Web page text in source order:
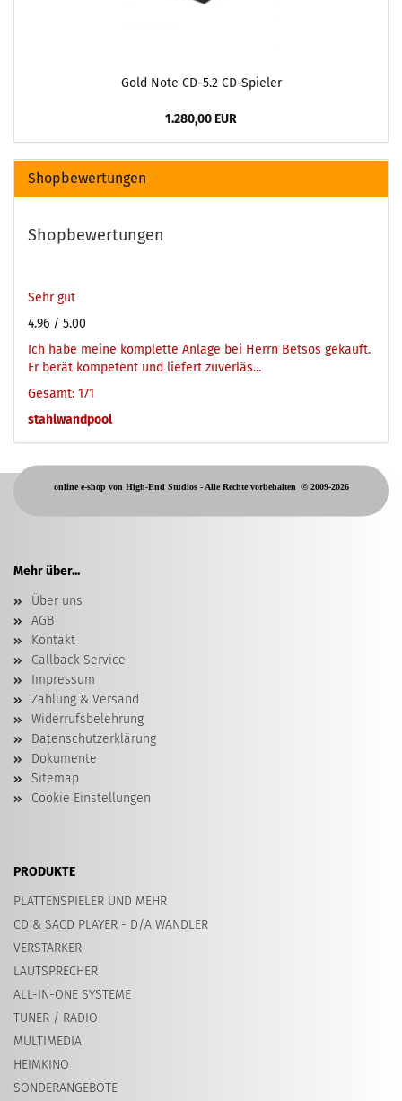
Gold Note CD-5.2 CD-Spieler
1.280,00 EUR
Shopbewertungen
Shopbewertungen
Sehr gut
4.96 / 5.00
Ich habe meine komplette Anlage bei Herrn Betsos gekauft.
Er berät kompetent und liefert zuverläs...
Gesamt: 171
stahlwandpool
online e-shop von High-End Studios -Alle Rechte vorbehalten © 2009-2026
Mehr über...
Über uns
AGB
Kontakt
Callback Service
Impressum
Zahlung & Versand
Widerrufsbelehrung
Datenschutzerklärung
Dokumente
Sitemap
Cookie Einstellungen
PRODUKTE
PLATTENSPIELER UND MEHR
CD & SACD PLAYER - D/A WANDLER
VERSTARKER
LAUTSPRECHER
ALL-IN-ONE SYSTEME
TUNER / RADIO
MULTIMEDIA
HEIMKINO
SONDERANGEBOTE